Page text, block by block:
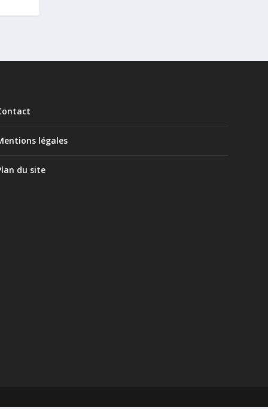
légales
du site